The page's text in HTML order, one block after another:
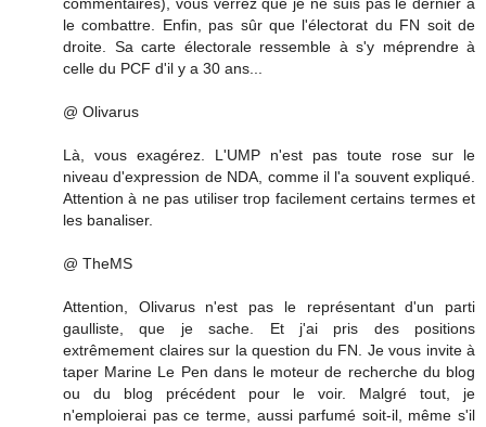
le combattre. Enfin, pas sûr que l'électorat du FN soit de
droite. Sa carte électorale ressemble à s'y méprendre à
celle du PCF d'il y a 30 ans...
@ Olivarus
Là, vous exagérez. L'UMP n'est pas toute rose sur le
niveau d'expression de NDA, comme il l'a souvent expliqué.
Attention à ne pas utiliser trop facilement certains termes et
les banaliser.
@ TheMS
Attention, Olivarus n'est pas le représentant d'un parti
gaulliste, que je sache. Et j'ai pris des positions
extrêmement claires sur la question du FN. Je vous invite à
taper Marine Le Pen dans le moteur de recherche du blog
ou du blog précédent pour le voir. Malgré tout, je
n'emploierai pas ce terme, aussi parfumé soit-il, même s'il